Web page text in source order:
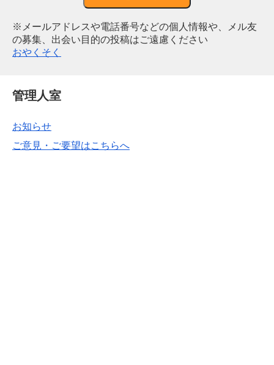
※メールアドレスや電話番号などの個人情報や、メル友
の募集、出会い目的の投稿はご遠慮ください
おやくそく
管理人室
お知らせ
ご意見・ご要望はこちらへ